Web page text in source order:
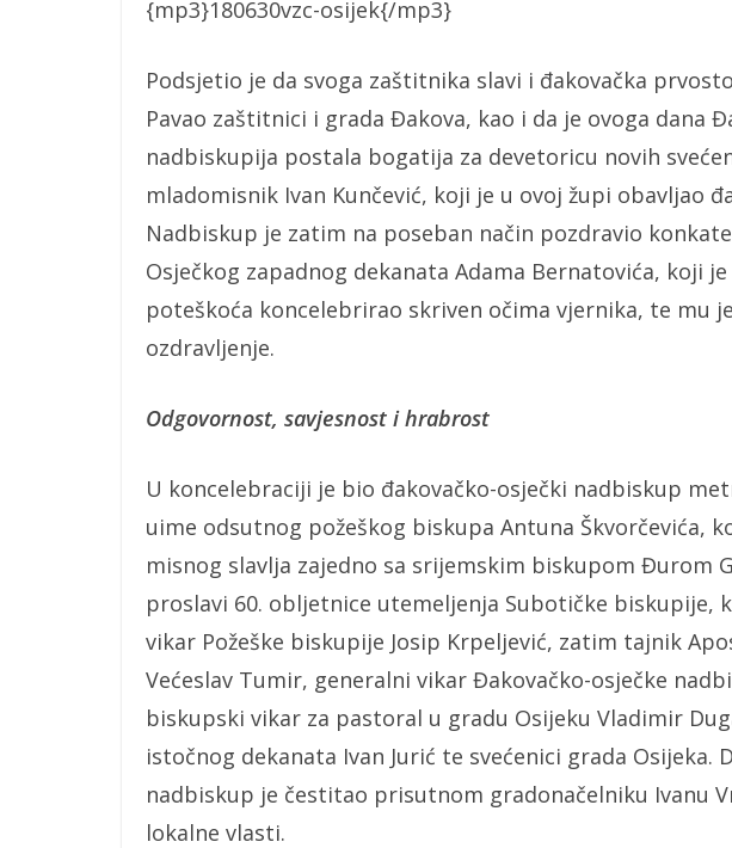
{mp3}180630vzc-osijek{/mp3}
Podsjetio je da svoga zaštitnika slavi i đakovačka
Pavao zaštitnici i grada Đakova, kao i da je ovoga dana
nadbiskupija postala bogatija za devetoricu novih
mladomisnik Ivan Kunčević, koji je u ovoj župi obavljao
Nadbiskup je zatim na poseban način pozdravio
Osječkog zapadnog dekanata Adama Bernatovića, koji
poteškoća koncelebrirao skriven očima vjernika, te mu
ozdravljenje.
Odgovornost, savjesnost i hrabrost
U koncelebraciji je bio đakovačko-osječki nadbiskup
uime odsutnog požeškog biskupa Antuna Škvorčevića,
misnog slavlja zajedno sa srijemskim biskupom Đurom
proslavi 60. obljetnice utemeljenja Subotičke biskupije,
vikar Požeške biskupije Josip Krpeljević, zatim tajnik
Većeslav Tumir, generalni vikar Đakovačko-osječke
biskupski vikar za pastoral u gradu Osijeku Vladimir
istočnog dekanata Ivan Jurić te svećenici grada Osijeka.
nadbiskup je čestitao prisutnom gradonačelniku Ivanu
lokalne vlasti.